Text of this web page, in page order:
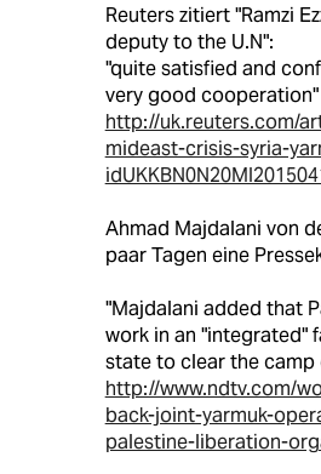
Reuters zitiert "Ramzi
deputy to the U.N":
"quite satisfied and
very good cooperation"
http://uk.reuters.com/
mideast-crisis-syria-
Ahmad Majdalani von
paar Tagen eine
"Majdalani added that
work in an "integrated"
state to clear the camp
http://www.ndtv.com/
back-joint-yarmuk-
palestine-liberation-